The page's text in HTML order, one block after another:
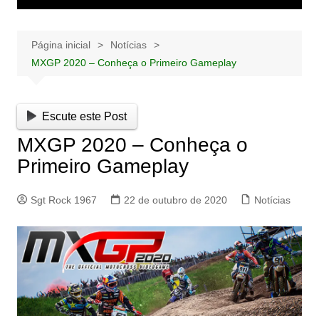
Página inicial
Notícias
MXGP 2020 – Conheça o Primeiro Gameplay
Escute este Post
MXGP 2020 – Conheça o
Primeiro Gameplay
Sgt Rock 1967 22 de outubro de 2020 Notícias